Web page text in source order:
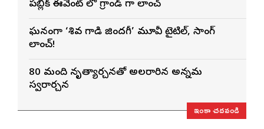
పబ్లిక్ ఈవెంట్ లో గ్రాండ్ గా లాంచ్
ఘనంగా ‘శివ గాడి జింద‌గీ’ మూవీ టైటిల్, సాంగ్
లాంచ్!
80 మంది నృత్యార్చనతో అలరారిన అన్నమ
స్వరార్చన
ఇంకా చదవండి